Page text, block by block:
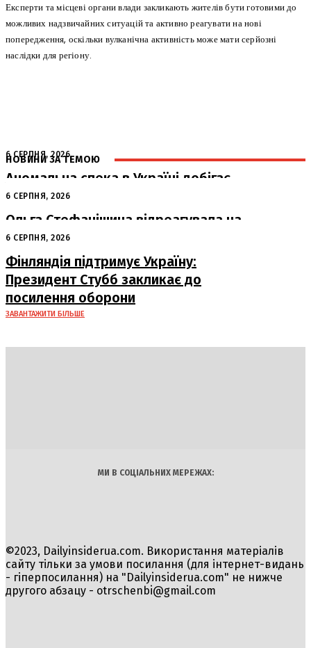
Експерти та місцеві органи влади закликають жителів бути готовими до
можливих надзвичайних ситуацій та активно реагувати на нові
попередження, оскільки вулканічна активність може мати серйозні
наслідки для регіону.
НОВИНИ ЗА ТЕМОЮ
6 СЕРПНЯ, 2026
Аномальна спека в Україні добігає
кінця: очікується похолодання
6 СЕРПНЯ, 2026
Ольга Стефанішина відреагувала на
підозри від НАБУ та САП
6 СЕРПНЯ, 2026
Фінляндія підтримує Україну:
Президент Стубб закликає до
посилення оборони
ЗАВАНТАЖИТИ БІЛЬШЕ
МИ В СОЦІАЛЬНИХ МЕРЕЖАХ:
©2023, Dailyinsiderua.com. Використання матеріалів
сайту тільки за умови посилання (для інтернет-видань
- гіперпосилання) на "Dailyinsiderua.com" не нижче
другого абзацу - otrschenbi@gmail.com